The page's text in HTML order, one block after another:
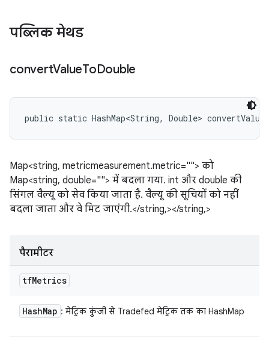
पब्लिक मेथड
convertValueToDouble
public static HashMap<String, Double>
Map<string, metricmeasurement.metric=""> को
Map<string, double=""> में बदला गया. int और double की
सिंगल वैल्यू को सेव किया जाता है. वैल्यू की सूचियों को नहीं
बदला जाता और वे मिट जाएंगी.</string,></string,>
पैरामीटर
tfMetrics
HashMap : मेट्रिक कुंजी से Tradefed मेट्रिक तक का HashMap